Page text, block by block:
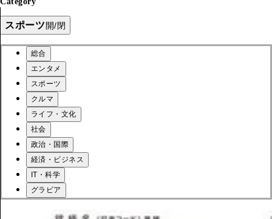
スポーツ開/閉
総合
エンタメ
スポーツ
クルマ
ライフ・文化
社会
政治・国際
経済・ビジネス
IT・科学
グラビア